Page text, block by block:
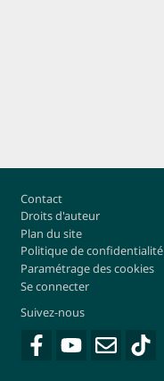
Footer
Contact
Droits d'auteur
Plan du site
Politique de confidentialité
Paramétrage des cookies
Se connecter
Suivez-nous